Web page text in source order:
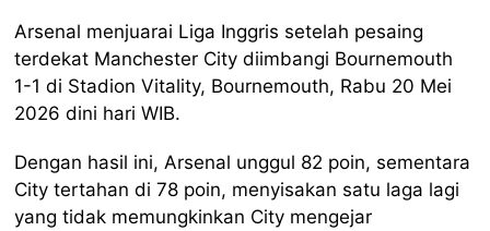
Arsenal menjuarai Liga Inggris setelah pesaing
terdekat Manchester City diimbangi Bournemouth
1-1 di Stadion Vitality, Bournemouth, Rabu 20 Mei
2026 dini hari WIB.
Dengan hasil ini, Arsenal unggul 82 poin, sementara
City tertahan di 78 poin, menyisakan satu laga lagi
yang tidak memungkinkan City mengejar